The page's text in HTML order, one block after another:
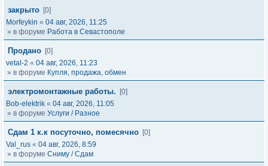
закрыто [0]
Morfeykin « 04 авг, 2026, 11:25
» в форуме Работа в Севастополе
Продано [0]
vetal-2 « 04 авг, 2026, 11:23
» в форуме Купля, продажа, обмен
электромонтажные работы.
[0]
Bob-elektrik « 04 авг, 2026, 11:05
» в форуме Услуги / Разное
Сдам 1 к.к посуточно, помесячно [0]
Val_rus « 04 авг, 2026, 8:59
» в форуме Сниму / Сдам